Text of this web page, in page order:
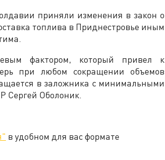
приняли изменения в закон о
топлива в Приднестровье иным
фактором, который привел к
при любом сокращении объемов
в заложника с минимальными
Сергей Оболоник.
в удобном для вас формате